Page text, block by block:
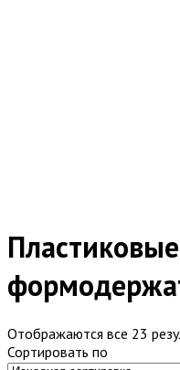
Пластиковые
Отображаются все 23
Сортировать по